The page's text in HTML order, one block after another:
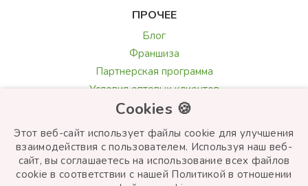
ПРОЧЕЕ
Блог
Франшиза
Партнерская программа
Условия оптовых клиентов
Галерея и обзоры
Текст поздравления
Выбор цветов
Cookies 🍪
Этот веб-сайт использует файлы cookie для улучшения
взаимодействия с пользователем. Используя наш веб-
сайт, вы соглашаетесь на использование всех файлов
cookie в соответствии с нашей Политикой в ​​отношении